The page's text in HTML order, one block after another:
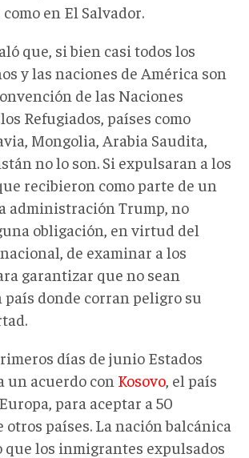
en El Salvador.
que, si bien casi todos los
y las naciones de América son
de las Naciones
Refugiados, países como
Mongolia, Arabia Saudita,
no lo son. Si expulsaran a los
recibieron como parte de un
administración Trump, no
obligación, en virtud del
de examinar a los
garantizar que no sean
país donde corran peligro su
días de junio Estados
un acuerdo con Kosovo , el país
para aceptar a 50
otros países. La nación balcánica
los inmigrantes expulsados